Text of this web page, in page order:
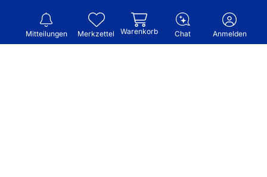
Mitteilungen Merkzettel Warenkorb Chat Anmelden